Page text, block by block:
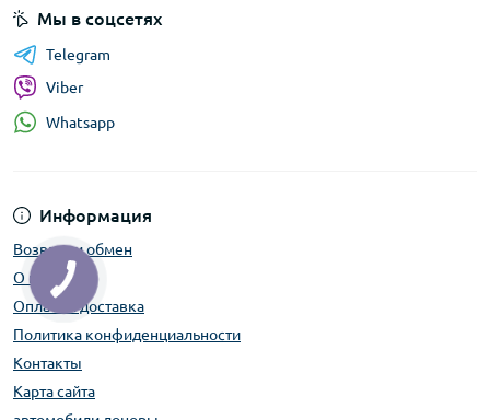
Информация
Возврат и обмен
О нас
Оплата и доставка
Политика конфиденциальности
Контакты
Карта сайта
Мы в соцсетях
Telegram
Viber
Whatsapp